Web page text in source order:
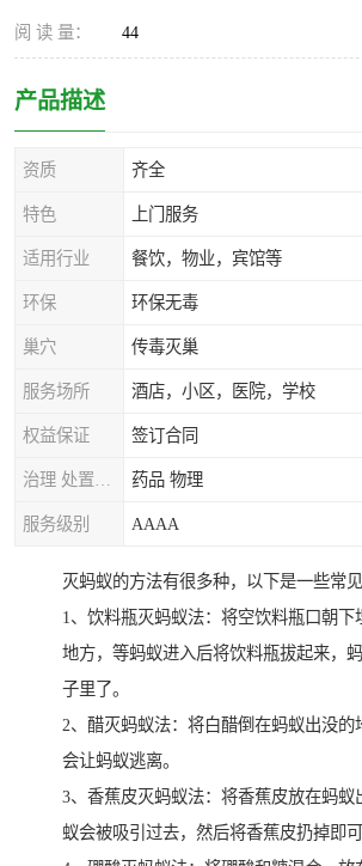
阅 读 量： 44
产品描述
资质 齐全
特色 上门服务
适用行业 餐饮，物业，宾馆等
环保 环保无毒
巢穴 传毒灭巢
服务场所 酒店，小区，医院，学校
权益保证 签订合同
药品 物理
服务级别 AAAA
灭蚂蚁的方法有很多种，以下是一些常见
1、饮料瓶灭蚂蚁法：将空饮料瓶口朝下
地方，等蚂蚁进入后将饮料瓶拔起来，
子里了。
2、醋灭蚂蚁法：将白醋倒在蚂蚁出没的
会让蚂蚁逃离。
3、香蕉皮灭蚂蚁法：将香蕉皮放在蚂蚁
蚁会被吸引过去，然后将香蕉皮扔掉即可